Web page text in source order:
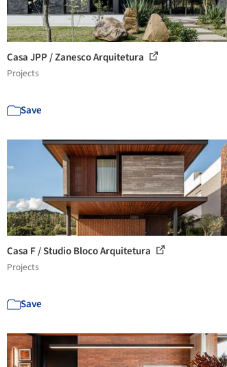
Casa JPP / Zanesco Arquitetura
Projects
Save
Casa F / Studio Bloco Arquitetura
Projects
Save